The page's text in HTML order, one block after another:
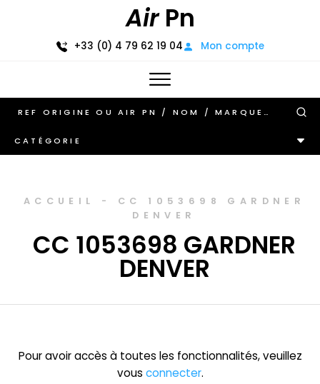
AirPn
+33 (0) 4 79 62 19 04 Mon compte
CATÉGORIE
ACCUEIL - CC 1053698 GARDNER
DENVER
CC 1053698 GARDNER
DENVER
Pour avoir accès à toutes les fonctionnalités, veuillez
vous connecter.